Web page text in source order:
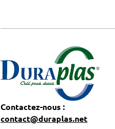
Contactez-nous :
contact@duraplas.net